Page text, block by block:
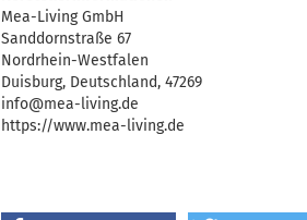
Mea-Living GmbH
Sanddornstraße 67
Nordrhein-Westfalen
Duisburg, Deutschland, 47269
info@mea-living.de
https://www.mea-living.de